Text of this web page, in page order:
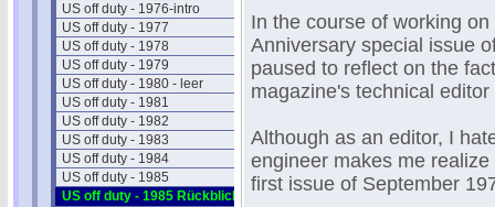
US off duty - 1976-intro
US off duty - 1977
US off duty - 1978
US off duty - 1979
US off duty - 1980 - leer
US off duty - 1981
US off duty - 1982
US off duty - 1983
US off duty - 1984
US off duty - 1985
US off duty - 1985 Rückblick
In the course of working
Anniversary special issue
paused to reflect on the
magazine's technical
Although as an editor, I
engineer makes me
first issue of September